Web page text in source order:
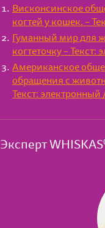
Висконсинское
когтей у кошек. –
Гуманный мир для
когтеточку –
Американское
обращения с
Текст: электронный
Эксперт